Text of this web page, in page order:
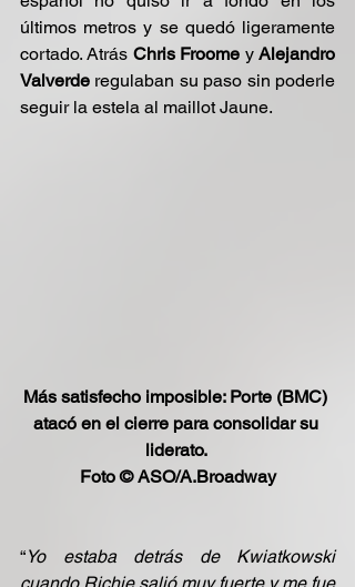
últimos metros y se quedó ligeramente
cortado. Atrás Chris Froome y Alejandro
Valverde regulaban su paso sin poderle
seguir la estela al maillot Jaune.
Más satisfecho imposible: Porte (BMC)
atacó en el cierre para consolidar su
liderato.
Foto © ASO/A.Broadway
“Yo estaba detrás de Kwiatkowski